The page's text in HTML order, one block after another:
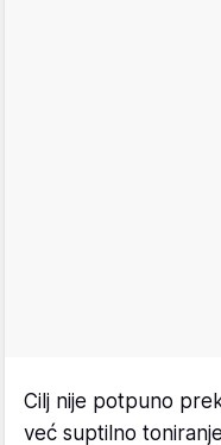
Cilj nije potpuno
već suptilno